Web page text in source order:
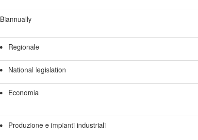
Biannually
Regionale
National legislation
Economia
Produzione e impianti industriali